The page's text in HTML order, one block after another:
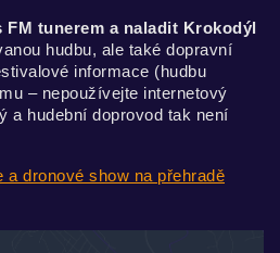
tunerem a naladit Krokodýl
hudbu, ale také dopravní
informace (hudbu
– nepoužívejte internetový
a hudební doprovod tak není
a dronové show na přehradě